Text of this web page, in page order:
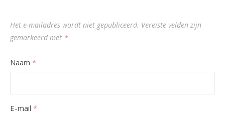
Het e-mailadres wordt niet gepubliceerd. Vereiste velden zijn
gemarkeerd met *
Naam *
E-mail *